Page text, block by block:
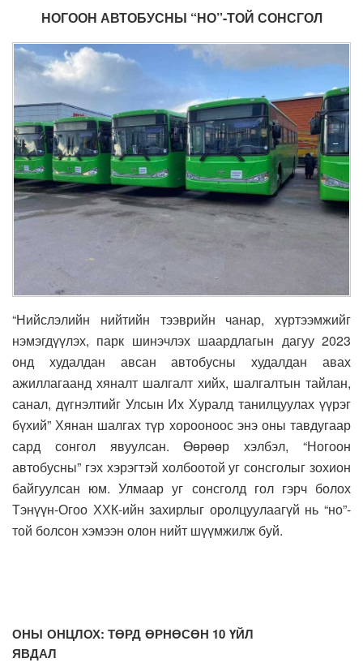
НОГООН АВТОБУСНЫ “НО”-ТОЙ СОНСГОЛ
“Нийслэлийн нийтийн тээврийн чанар, хүртээмжийг
нэмэгдүүлэх, парк шинэчлэх шаардлагын дагуу 2023
онд худалдан авсан автобусны худалдан авах
ажиллагаанд хяналт шалгалт хийх, шалгалтын тайлан,
санал, дүгнэлтийг Улсын Их Хуралд танилцуулах үүрэг
бүхий” Хянан шалгах түр хорооноос энэ оны тавдугаар
сард сонгол явуулсан. Өөрөөр хэлбэл, “Ногоон
автобусны” гэх хэрэгтэй холбоотой уг сонсголыг зохион
байгуулсан юм. Улмаар уг сонсголд гол гэрч болох
Тэнүүн-Огоо ХХК-ийн захирлыг оролцуулаагүй нь “но”-
той болсон хэмээн олон нийт шүүмжилж буй.
ОНЫ ОНЦЛОХ: ТӨРД ӨРНӨСӨН 10 ҮЙЛ
ЯВДАЛ